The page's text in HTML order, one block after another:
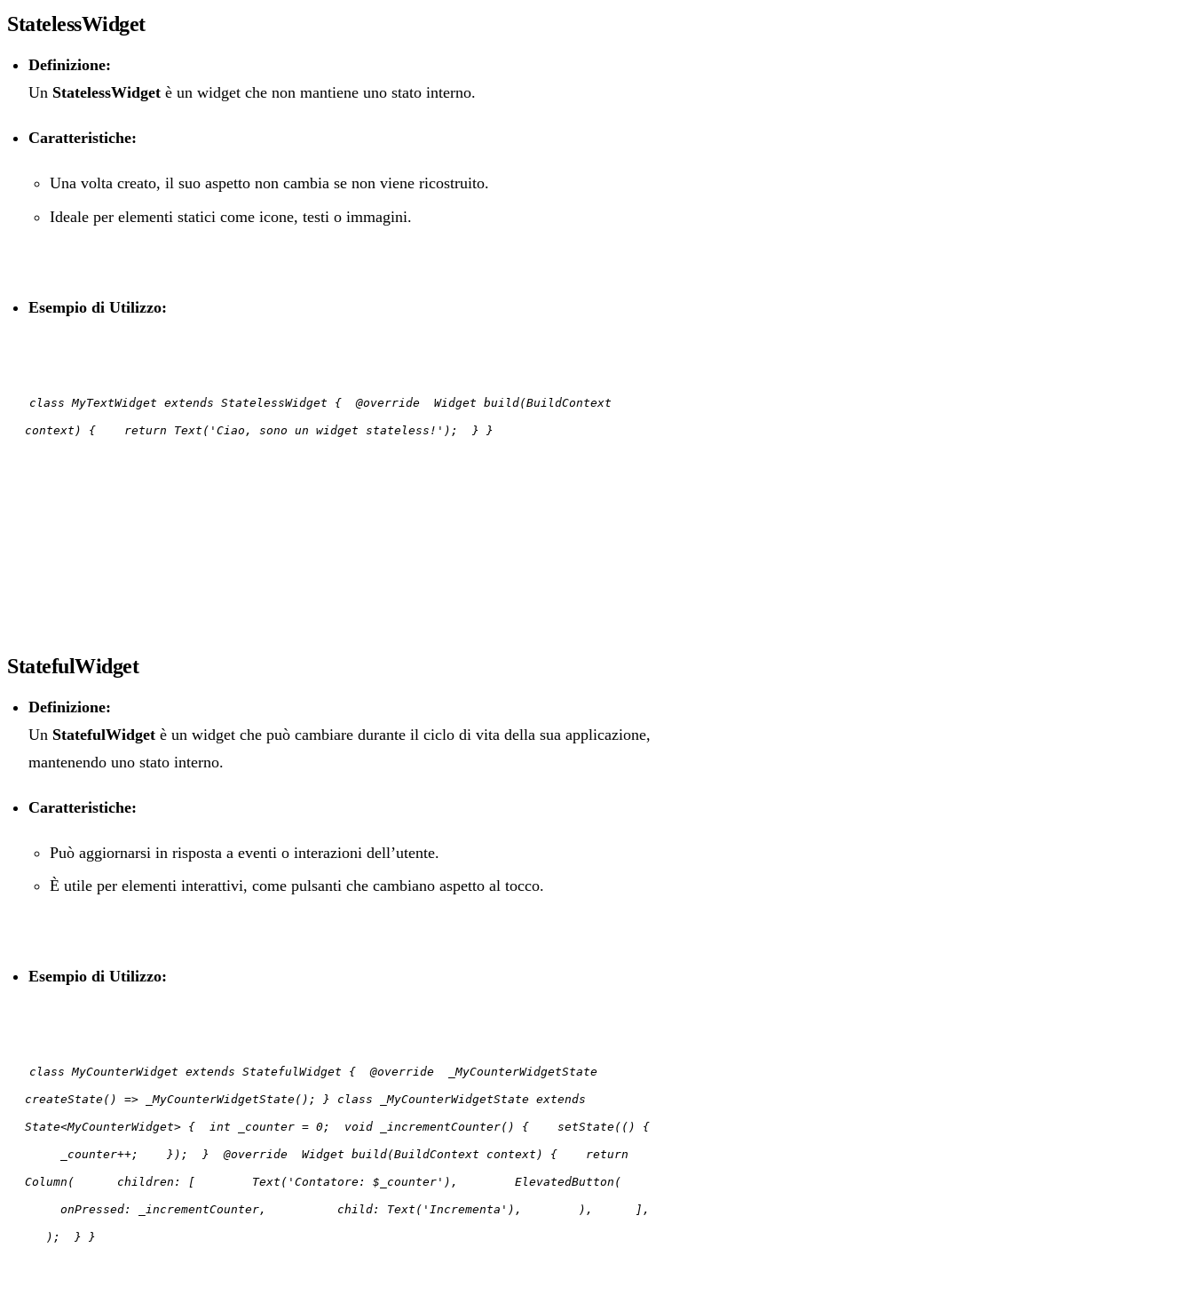
StatelessWidget
Definizione:
Un StatelessWidget è un widget che non mantiene uno stato interno.
Caratteristiche:
Una volta creato, il suo aspetto non cambia se non viene ricostruito.
Ideale per elementi statici come icone, testi o immagini.
Esempio di Utilizzo:
class MyTextWidget extends StatelessWidget { @override Widget build(BuildContext
context) { return Text('Ciao, sono un widget stateless!'); } }
StatefulWidget
Definizione:
Un StatefulWidget è un widget che può cambiare durante il ciclo di vita della sua applicazione,
mantenendo uno stato interno.
Caratteristiche:
Può aggiornarsi in risposta a eventi o interazioni dell’utente.
È utile per elementi interattivi, come pulsanti che cambiano aspetto al tocco.
Esempio di Utilizzo:
class MyCounterWidget extends StatefulWidget { @override _MyCounterWidgetState
createState() => _MyCounterWidgetState(); } class _MyCounterWidgetState extends
State<MyCounterWidget> { int _counter = 0; void _incrementCounter() { setState(() {
_counter++; }); } @override Widget build(BuildContext context) { return
Column( children: [ Text('Contatore: $_counter'), ElevatedButton(
onPressed: _incrementCounter, child: Text('Incrementa'), ), ],
); } }